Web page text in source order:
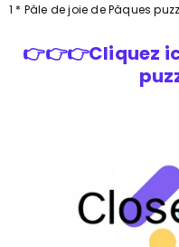
1 * Pâle de joie de Pâques
👉👉👉Cliquez